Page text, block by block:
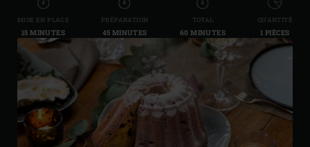
MISE EN PLACE
15 MINUTES
PRÉPARATION
45 MINUTES
TOTAL
60 MINUTES
QUANTITÉ
1 PIÈCES